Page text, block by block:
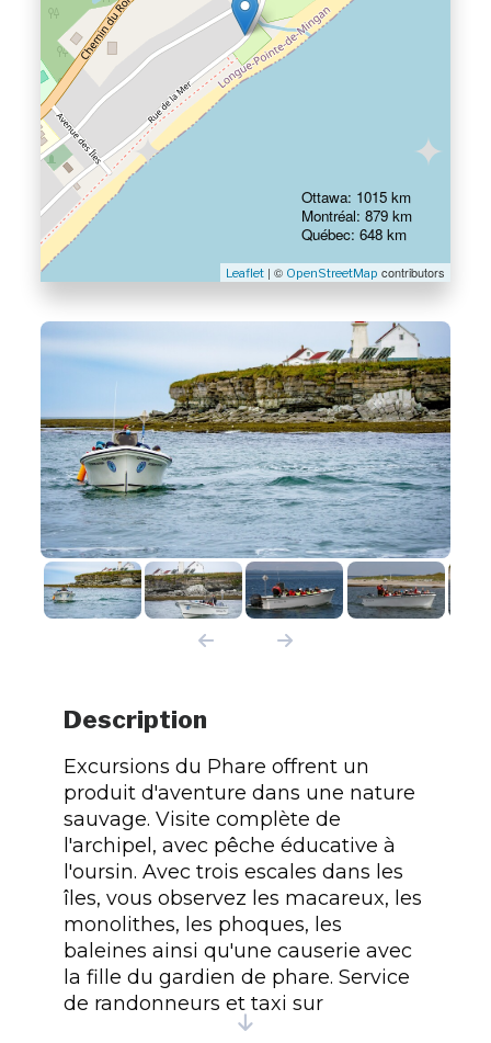
Leaflet| © OpenStreetMap contributors
Ottawa: 1015 km
Montréal: 879 km
Québec: 648 km
Description
Excursions du Phare offrent un
produit d'aventure dans une nature
sauvage. Visite complète de
l'archipel, avec pêche éducative à
l'oursin. Avec trois escales dans les
îles, vous observez les macareux, les
monolithes, les phoques, les
baleines ainsi qu'une causerie avec
la fille du gardien de phare. Service
de randonneurs et taxi sur
demande. Nos capitaines vont vous